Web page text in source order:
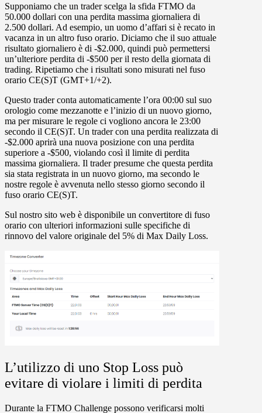
Supponiamo che un trader scelga la sfida FTMO da
50.000 dollari con una perdita massima giornaliera di
2.500 dollari. Ad esempio, un uomo d’affari si è recato in
vacanza in un altro fuso orario. Diciamo che il suo attuale
risultato giornaliero è di -$2.000, quindi può permettersi
un’ulteriore perdita di -$500 per il resto della giornata di
trading. Ripetiamo che i risultati sono misurati nel fuso
orario CE(S)T (GMT+1/+2).
Questo trader conta automaticamente l’ora 00:00 sul suo
orologio come mezzanotte e l’inizio di un nuovo giorno,
ma per misurare le regole ci vogliono ancora le 23:00
secondo il CE(S)T. Un trader con una perdita realizzata di
-$2.000 aprirà una nuova posizione con una perdita
superiore a -$500, violando così il limite di perdita
massima giornaliera. Il trader presume che questa perdita
sia stata registrata in un nuovo giorno, ma secondo le
nostre regole è avvenuta nello stesso giorno secondo il
fuso orario CE(S)T.
Sul nostro sito web è disponibile un convertitore di fuso
orario con ulteriori informazioni sulle specifiche di
rinnovo del valore originale del 5% di Max Daily Loss.
L’utilizzo di uno Stop Loss può
evitare di violare i limiti di perdita
Durante la FTMO Challenge possono verificarsi molti